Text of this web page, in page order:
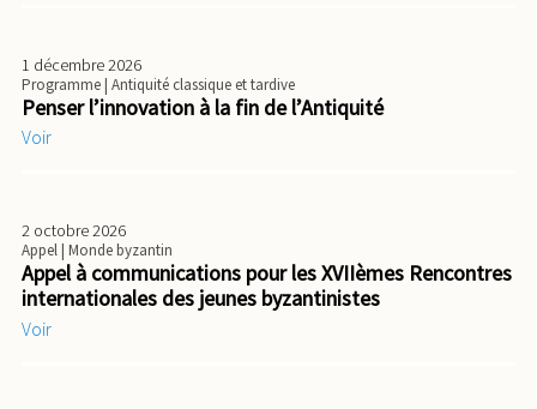
1 décembre 2026
Programme| Antiquité classique et tardive
Penser l’innovation à la fin de l’Antiquité
Voir
2 octobre 2026
Appel| Monde byzantin
Appel à communications pour les XVIIèmes Rencontres
internationales des jeunes byzantinistes
Voir